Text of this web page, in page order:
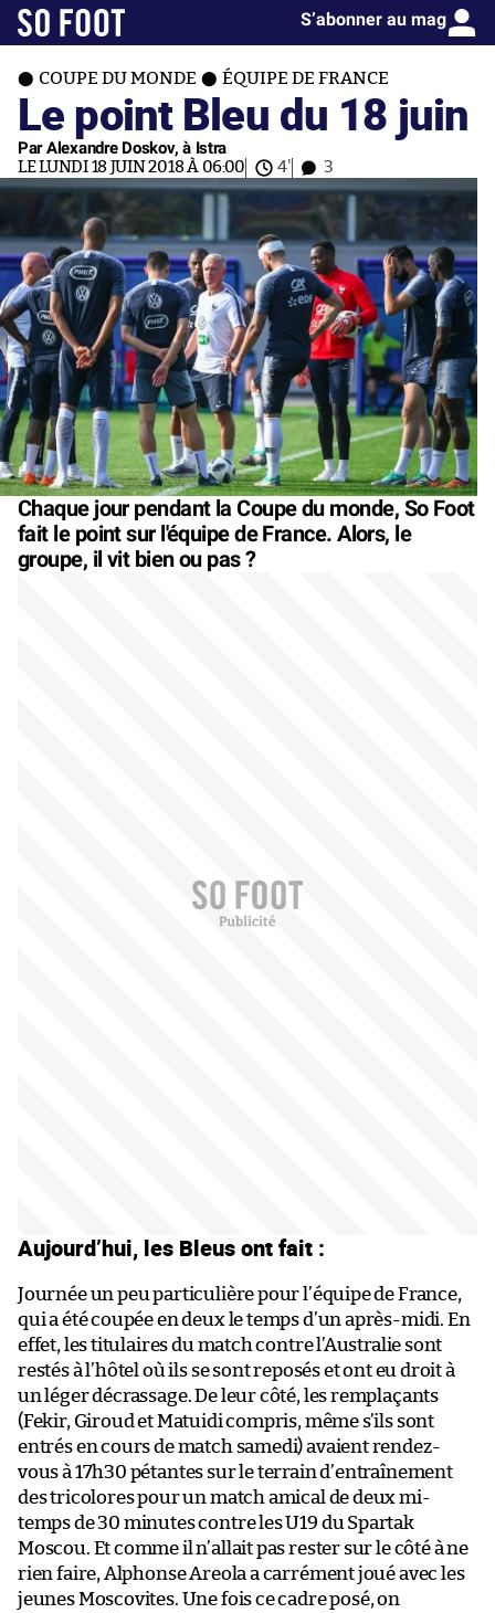
S’abonner au mag
COUPE DU MONDE ÉQUIPE DE FRANCE
Le point Bleu du 18 juin
Par Alexandre Doskov, à Istra
LE LUNDI 18 JUIN 2018 À 06:00 4' 3
Chaque jour pendant la Coupe du monde, So Foot
fait le point sur l'équipe de France. Alors, le
groupe, il vit bien ou pas ?
Aujourd’hui, les Bleus ont fait :
Journée un peu particulière pour l’équipe de France,
qui a été coupée en deux le temps d’un après-midi. En
effet, les titulaires du match contre l’Australie sont
restés à l’hôtel où ils se sont reposés et ont eu droit à
un léger décrassage. De leur côté, les remplaçants
(Fekir, Giroud et Matuidi compris, même s’ils sont
entrés en cours de match samedi) avaient rendez-
vous à 17h30 pétantes sur le terrain d’entraînement
des tricolores pour un match amical de deux mi-
temps de 30 minutes contre les U19 du Spartak
Moscou. Et comme il n’allait pas rester sur le côté à ne
rien faire, Alphonse Areola a carrément joué avec les
jeunes Moscovites. Une fois ce cadre posé, on